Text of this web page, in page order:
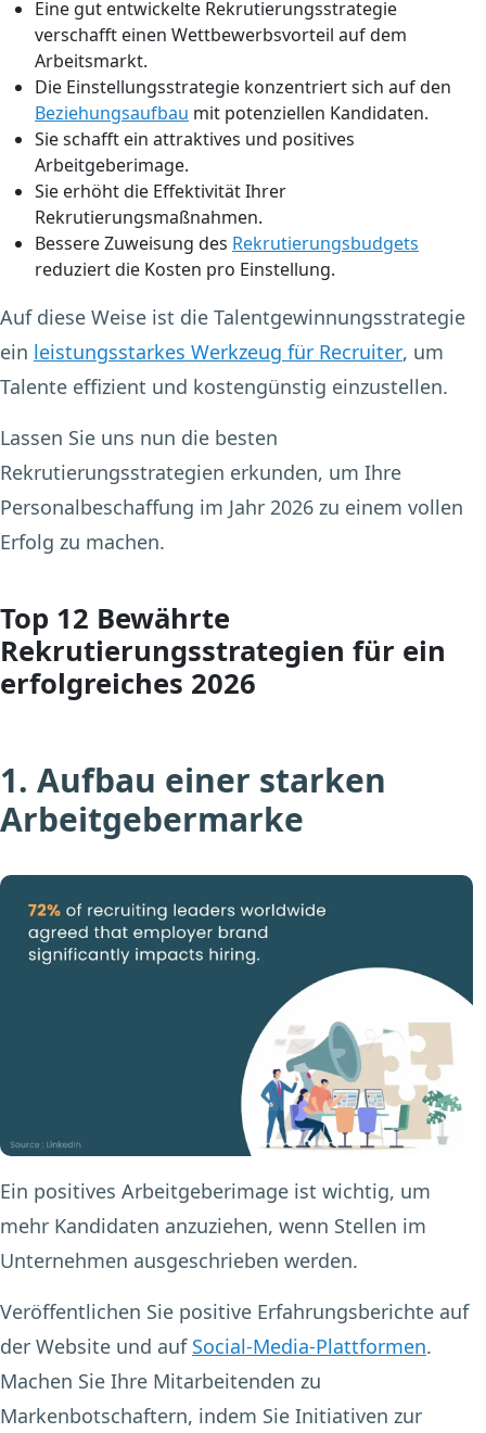
Eine gut entwickelte Rekrutierungsstrategie
verschafft einen Wettbewerbsvorteil auf dem
Arbeitsmarkt.
Die Einstellungsstrategie konzentriert sich auf den
Beziehungsaufbau mit potenziellen Kandidaten.
Sie schafft ein attraktives und positives
Arbeitgeberimage.
Sie erhöht die Effektivität Ihrer
Rekrutierungsmaßnahmen.
Bessere Zuweisung des Rekrutierungsbudgets
reduziert die Kosten pro Einstellung.
Auf diese Weise ist die Talentgewinnungsstrategie
ein leistungsstarkes Werkzeug für Recruiter, um
Talente effizient und kostengünstig einzustellen.
Lassen Sie uns nun die besten
Rekrutierungsstrategien erkunden, um Ihre
Personalbeschaffung im Jahr 2026 zu einem vollen
Erfolg zu machen.
Top 12 Bewährte
Rekrutierungsstrategien für ein
erfolgreiches 2026
1. Aufbau einer starken
Arbeitgebermarke
Ein positives Arbeitgeberimage ist wichtig, um
mehr Kandidaten anzuziehen, wenn Stellen im
Unternehmen ausgeschrieben werden.
Veröffentlichen Sie positive Erfahrungsberichte auf
der Website und auf Social-Media-Plattformen.
Machen Sie Ihre Mitarbeitenden zu
Markenbotschaftern, indem Sie Initiativen zur